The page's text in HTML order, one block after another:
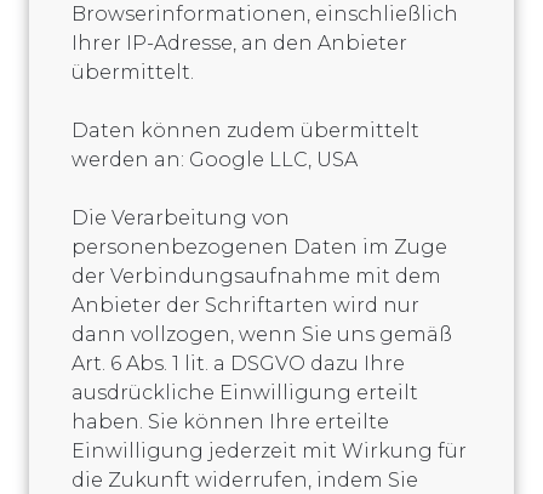
Browserinformationen, einschließlich
Ihrer IP-Adresse, an den Anbieter
übermittelt.
Daten können zudem übermittelt
werden an: Google LLC, USA
Die Verarbeitung von
personenbezogenen Daten im Zuge
der Verbindungsaufnahme mit dem
Anbieter der Schriftarten wird nur
dann vollzogen, wenn Sie uns gemäß
Art. 6 Abs. 1 lit. a DSGVO dazu Ihre
ausdrückliche Einwilligung erteilt
haben. Sie können Ihre erteilte
Einwilligung jederzeit mit Wirkung für
die Zukunft widerrufen, indem Sie